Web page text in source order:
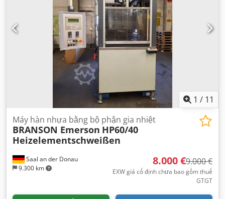
1 / 11
Saal an der Donau
9.300 km
Máy hàn nhựa bằng bộ phận gia nhiệt
BRANSON Emerson HP60/40
Heizelementschweißen
8.000 €9.000 €
EXW giá cố định chưa bao gồm thuế
GTGT